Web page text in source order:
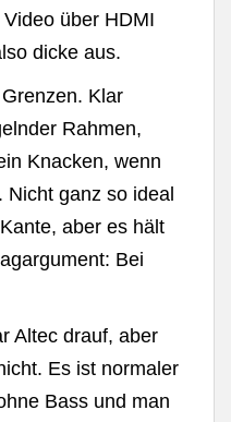
über HDMI
dicke aus.
Klar
Rahmen,
Knacken, wenn
ganz so ideal
aber es hält
Bei
Altec drauf, aber
Es ist normaler
Bass und man